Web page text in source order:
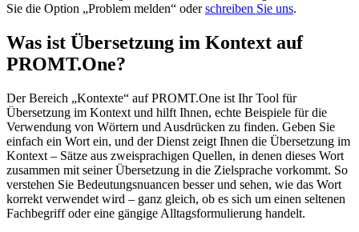
Sie die Option „Problem melden“ oderschreiben Sie uns.
Was ist Übersetzung im Kontext auf
PROMT.One?
Der Bereich „Kontexte“ auf PROMT.One ist Ihr Tool für
Übersetzung im Kontext und hilft Ihnen, echte Beispiele für die
Verwendung von Wörtern und Ausdrücken zu finden. Geben Sie
einfach ein Wort ein, und der Dienst zeigt Ihnen die Übersetzung im
Kontext – Sätze aus zweisprachigen Quellen, in denen dieses Wort
zusammen mit seiner Übersetzung in die Zielsprache vorkommt. So
verstehen Sie Bedeutungsnuancen besser und sehen, wie das Wort
korrekt verwendet wird – ganz gleich, ob es sich um einen seltenen
Fachbegriff oder eine gängige Alltagsformulierung handelt.